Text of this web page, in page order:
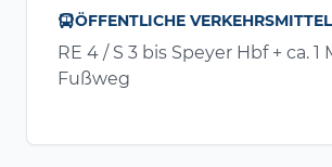
ÖFFENTLICHE VERKEHRSMITTEL
RE 4 / S 3 bis Speyer Hbf + ca. 1
Fußweg